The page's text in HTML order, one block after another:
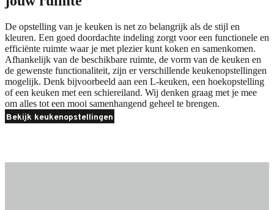
De opstelling van je keuken is net zo belangrijk als de stijl en
kleuren. Een goed doordachte indeling zorgt voor een functionele en
efficiënte ruimte waar je met plezier kunt koken en samenkomen.
Afhankelijk van de beschikbare ruimte, de vorm van de keuken en
de gewenste functionaliteit, zijn er verschillende keukenopstellingen
mogelijk. Denk bijvoorbeeld aan een L-keuken, een hoekopstelling
of een keuken met een schiereiland. Wij denken graag met je mee
om alles tot een mooi samenhangend geheel te brengen.
Bekijk keukenopstellingen
MaterialenMaterialen